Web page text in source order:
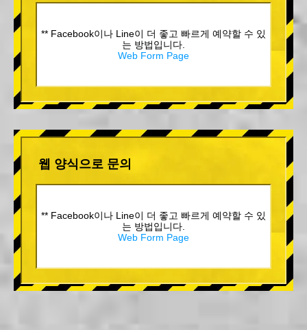
** Facebook이나 Line이 더 좋고 빠르게 예약할 수 있
는 방법입니다.
Web Form Page
웹 양식으로 문의
** Facebook이나 Line이 더 좋고 빠르게 예약할 수 있
는 방법입니다.
Web Form Page